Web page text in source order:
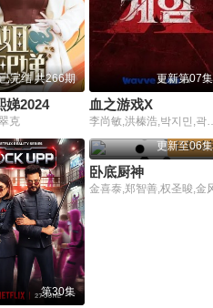
已完结 共266期
娣2024
克
更新第07集
血之游戏X
李尚敏,洪榛浩,
第30集
日韩综
更新至06集
卧底厨神
金喜泰,郑智善,权圣晙,金